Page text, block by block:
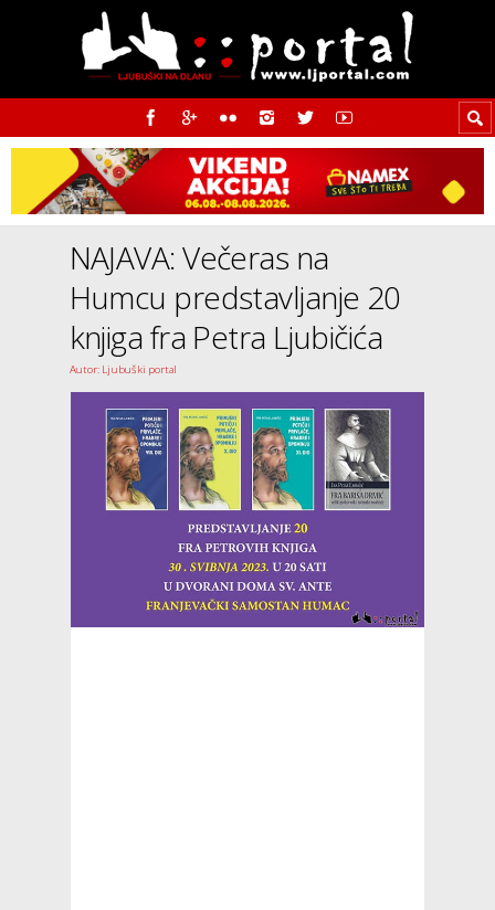
NAJAVA: Večeras na
Humcu predstavljanje 20
knjiga fra Petra Ljubičića
Autor: Ljubuški portal